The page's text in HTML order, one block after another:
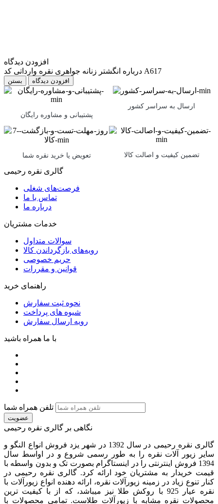
افزودن دیدگاه
درباره انگشتر زنانه جواهری نقره وارداتی کد A617
بستن
پشتیبانی و مشاوره رایگان
ارسال به سراسر کشور
تعویض یا خرید نقره شما تضمین کیفیت و اصالت کالا
گالری نقره رحیمی
فرصت‌های شغلی
تماس با ما
درباره ما
خدمات مشتریان
سوالات متداول
رویه‌های بازگرداندن کالا
حریم خصوصی
قوانین و مقررات
راهنمای خرید
نحوه ثبت سفارش
شیوه های پرداخت
رویه ارسال سفارش
با ما همراه باشید
تلفن همراه شما
عضویت
نگاهی بر گالری نقره رحیمی
گالری نقره رحیمی در سال 1392 در شهر یزد فروش انواع النگو و
سایر زیور آلات نقره را به طور رسمی شروع و در اواسط سال
1394 فروش اینترنتی را در اینستاگرام بصورت تک و بدون واسطه با
قیمت خریدار به مشتریان خود ارائه کرد. گالری نقره رحیمی در
کنار تنوع زیاد در زمینه زیورآلات نقره، ارائه دهنده انواع زیورآلات با
نقره عیار 925 با روکش طلا نیز میباشد، که از با کیفیت‏ ترین
محصولات نقره مشابه با زیورآلات طلاست. تمامی محصولات با